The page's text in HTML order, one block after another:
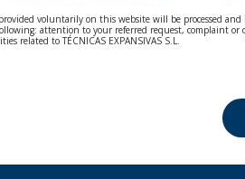
voluntarily on this website will be processed
attention to your referred request, complaint
related to TÉCNICAS EXPANSIVAS S.L.
with the utmost confidentiality and shall comply
cancellation and opposition under the